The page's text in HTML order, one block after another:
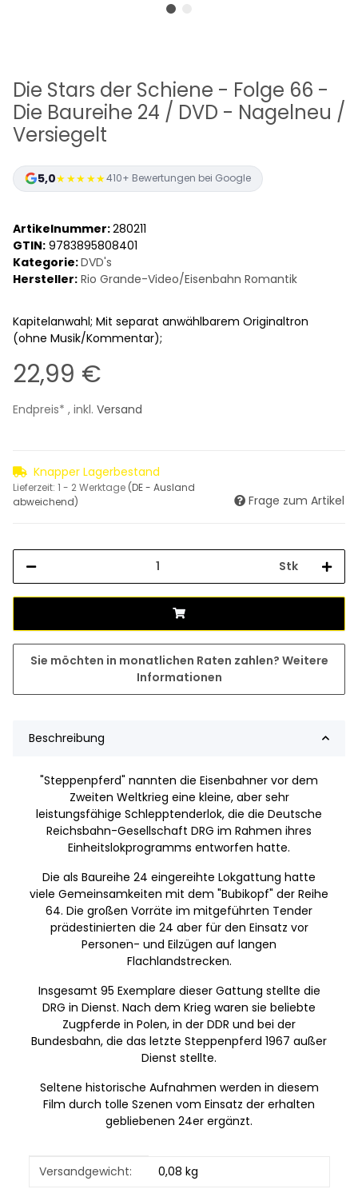
Die Stars der Schiene - Folge 66 -
Die Baureihe 24 / DVD - Nagelneu /
Versiegelt
5,0★★★★★410+ Bewertungen bei Google
Artikelnummer:280211
GTIN: 9783895808401
Kategorie:DVD's
Hersteller: Rio Grande-Video/Eisenbahn Romantik
Kapitelanwahl; Mit separat anwählbarem Originaltron
(ohne Musik/Kommentar);
22,99 €
Endpreis* , inkl. Versand
Knapper Lagerbestand
Lieferzeit: 1 - 2 Werktage (DE - Ausland
abweichend)
Frage zum Artikel
Stk
Sie möchten in monatlichen Raten zahlen? Weitere
Informationen
Beschreibung
"Steppenpferd" nannten die Eisenbahner vor dem
Zweiten Weltkrieg eine kleine, aber sehr
leistungsfähige Schlepptenderlok, die die Deutsche
Reichsbahn-Gesellschaft DRG im Rahmen ihres
Einheitslokprogramms entworfen hatte.
Die als Baureihe 24 eingereihte Lokgattung hatte
viele Gemeinsamkeiten mit dem "Bubikopf" der Reihe
64. Die großen Vorräte im mitgeführten Tender
prädestinierten die 24 aber für den Einsatz vor
Personen- und Eilzügen auf langen
Flachlandstrecken.
Insgesamt 95 Exemplare dieser Gattung stellte die
DRG in Dienst. Nach dem Krieg waren sie beliebte
Zugpferde in Polen, in der DDR und bei der
Bundesbahn, die das letzte Steppenpferd 1967 außer
Dienst stellte.
Seltene historische Aufnahmen werden in diesem
Film durch tolle Szenen vom Einsatz der erhalten
gebliebenen 24er ergänzt.
Produkteigenschaft
Wert
Versandgewicht: 0,08 kg